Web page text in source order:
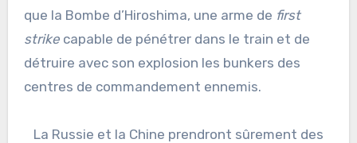
que la Bombe d’Hiroshima, une arme de first
strikecapable de pénétrer dans le train et de
détruire avec son explosion les bunkers des
centres de commandement ennemis.
La Russie et la Chine prendront sûrement des